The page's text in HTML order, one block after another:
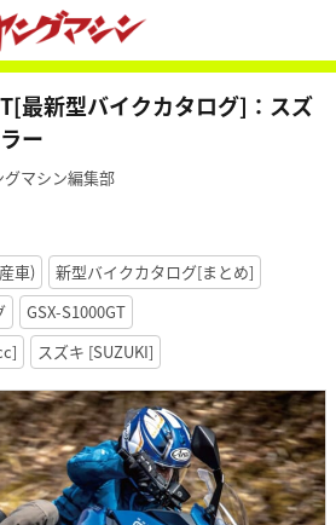
最新型バイクカタログ]：スズ
ー
グマシン編集部
車)
新型バイクカタログ[まとめ]
GSX-S1000GT
スズキ [SUZUKI]